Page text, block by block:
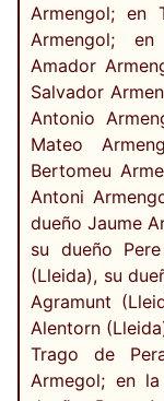
Armengol; en
Armengol;
Amador
Salvador
Antonio
Mateo
Bertomeu
Antoni
dueño Jaume
su dueño
(Lleida), su
Agramunt
Alentorn
Trago de
Armegol; en